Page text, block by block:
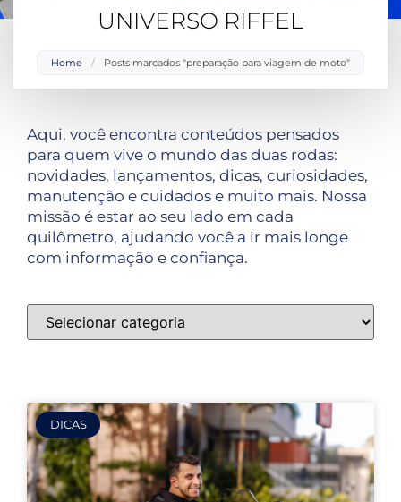
UNIVERSO RIFFEL
Home / Posts marcados "preparação para viagem de moto"
Aqui, você encontra conteúdos pensados
para quem vive o mundo das duas rodas:
novidades, lançamentos, dicas, curiosidades,
manutenção e cuidados e muito mais. Nossa
missão é estar ao seu lado em cada
quilômetro, ajudando você a ir mais longe
com informação e confiança.
DICAS